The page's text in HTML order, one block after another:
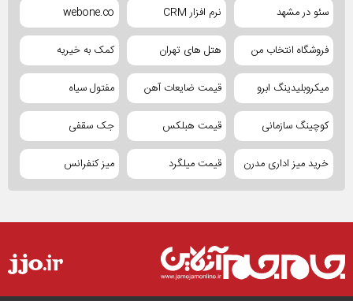
سئو در مشهد نرم افزار CRM webone.co
فروشگاه انتخاب من هتل های تهران کمک به خیریه
میکروبلیدینگ ابرو قیمت ضایعات آهن مفتول سیاه
کوچینگ سازمانی قیمت هبلکس جک سقفی
خرید میز اداری مدرن قیمت میلگرد میز کنفرانس